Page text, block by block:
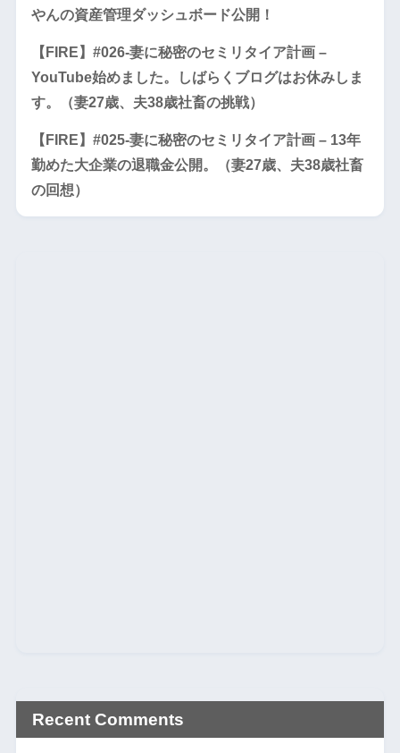
やんの資産管理ダッシュボード公開！
【FIRE】#026-妻に秘密のセミリタイア計画 –
YouTube始めました。しばらくブログはお休みしま
す。（妻27歳、夫38歳社畜の挑戦）
【FIRE】#025-妻に秘密のセミリタイア計画 – 13年
勤めた大企業の退職金公開。（妻27歳、夫38歳社畜
の回想）
Recent Comments